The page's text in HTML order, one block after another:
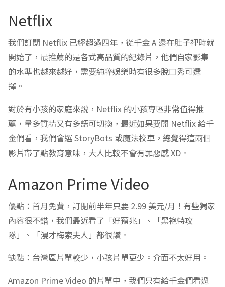
Netflix
我們訂閱 Netflix 已經超過四年，從千金 A 還在肚子裡時就
開始了，最推薦的是各式高品質的紀錄片，他們自家影集
的水準也越來越好，需要純粹娛樂時有很多脫口秀可選
擇。
對於有小孩的家庭來說，Netflix 的小孩專區非常值得推
薦，量多質精又有多語可切換，最近如果要開 Netflix 給千
金們看，我們會選 StoryBots 或魔法校車，總覺得這兩個
影片帶了點教育意味，大人比較不會有罪惡感 XD。
Amazon Prime Video
優點：首月免費，訂閱前半年只要 2.99 美元/月！有些獨家
內容很不錯，我們最近看了「好預兆」、「黑袍特攻
隊」、「漫才梅索夫人」都很讚。
缺點：台灣區片單較少，小孩片單更少。介面不太好用。
Amazon Prime Video 的片單中，我們只有給千金們看過